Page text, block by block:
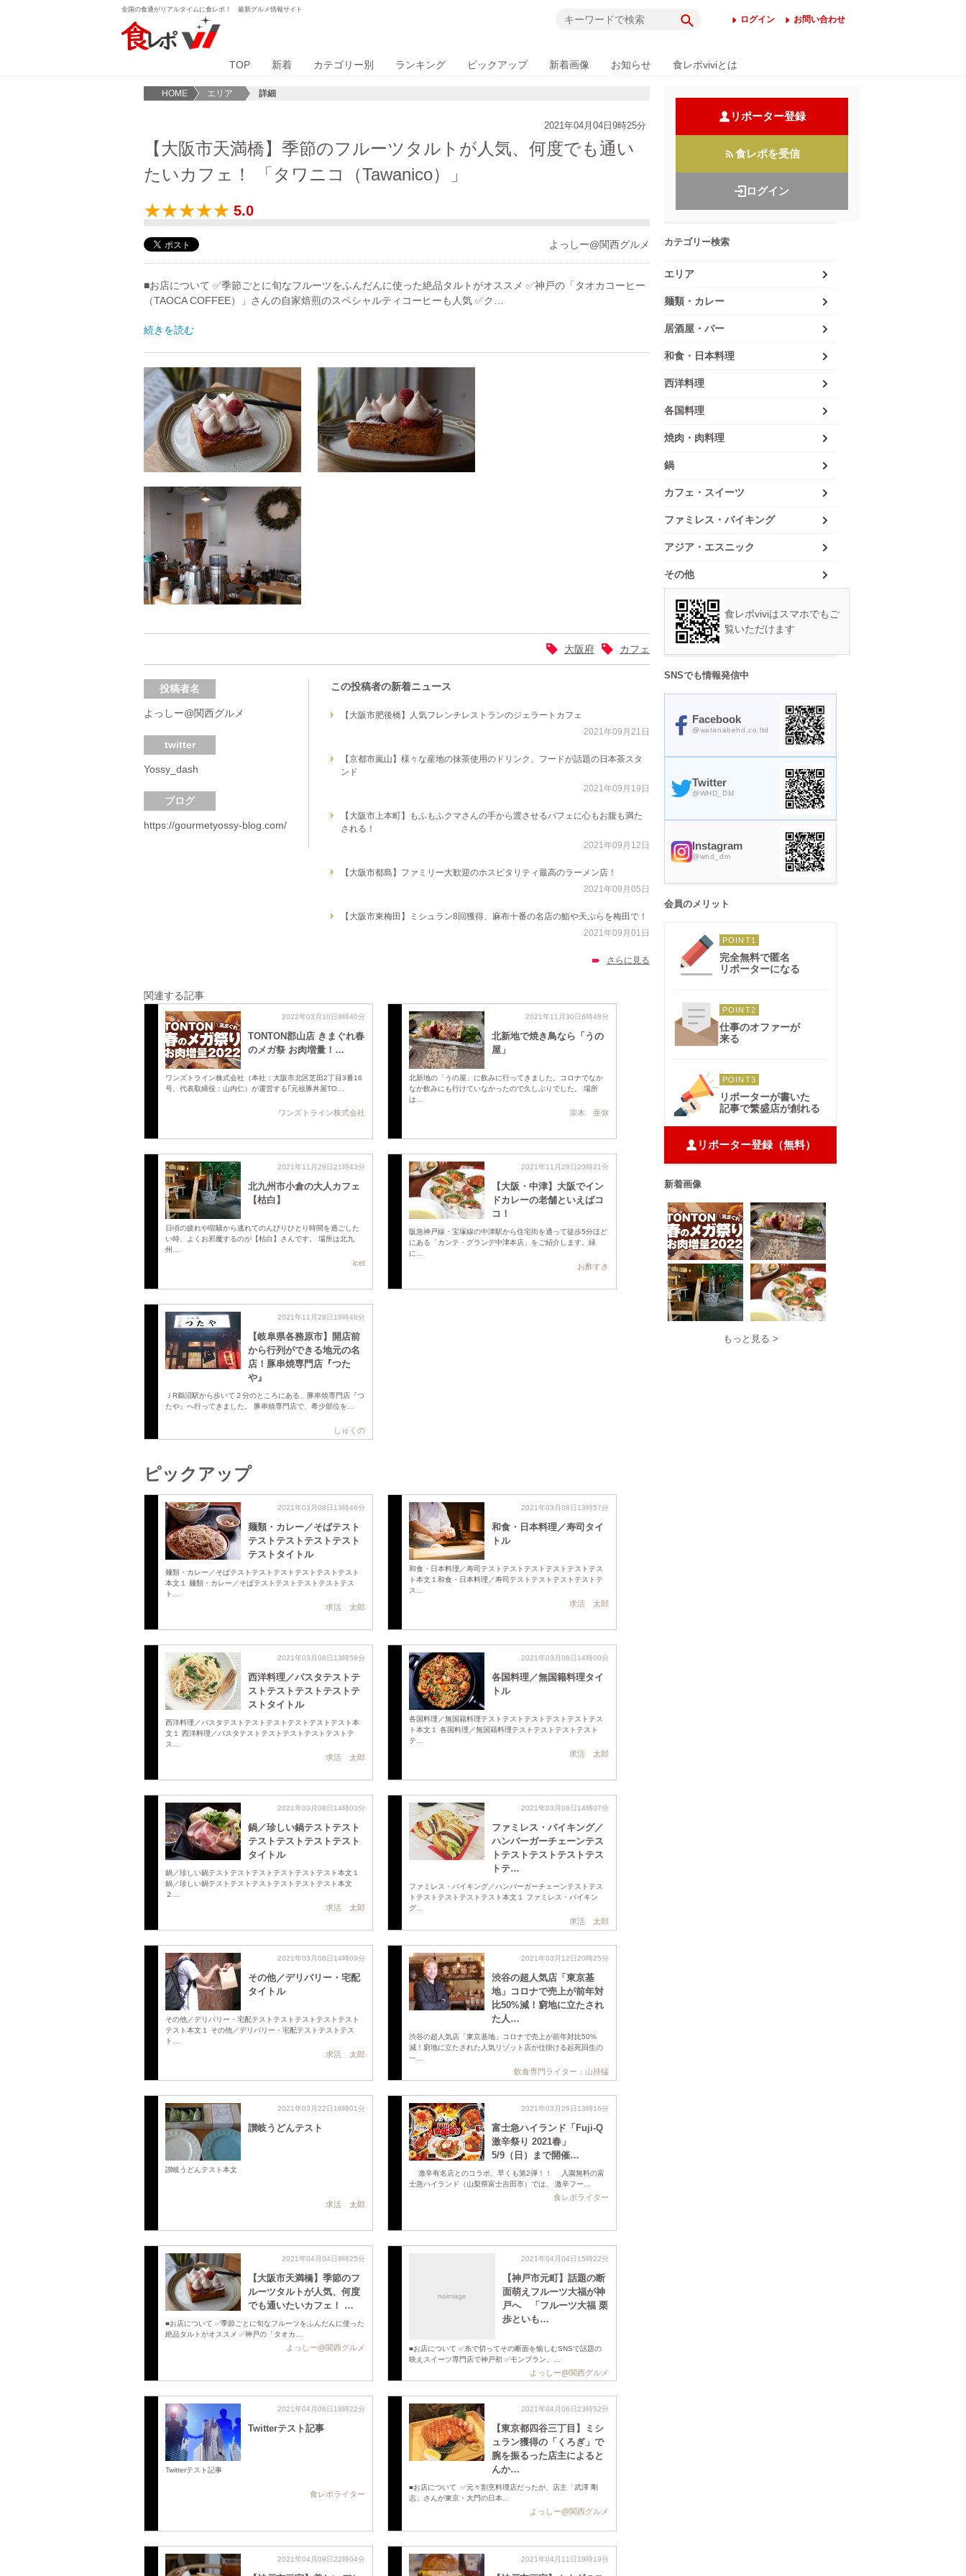
全国の食通がリアルタイムに食レポ！ 最新グルメ情報サイト
ログイン お問い合わせ
TOP 新着 カテゴリー別 ランキング ピックアップ 新着画像 お知らせ 食レポviviとは
HOME エリア 詳細
2021年04月04日9時25分
【大阪市天満橋】季節のフルーツタルトが人気、何度でも通い
たいカフェ！ 「タワニコ（Tawanico）」
5.0
よっしー@関西グルメ
■お店について ✅季節ごとに旬なフルーツをふんだんに使った絶品タルトがオススメ ✅神戸の「タオカコーヒー
（TAOCA COFFEE）」さんの自家焙煎のスペシャルティコーヒーも人気 ✅ク…
続きを読む
大阪府 カフェ
投稿者名
よっしー@関西グルメ
twitter
Yossy_dash
ブログ
https://gourmetyossy-blog.com/
この投稿者の新着ニュース
【大阪市肥後橋】人気フレンチレストランのジェラートカフェ
2021年09月21日
【京都市嵐山】様々な産地の抹茶使用のドリンク、フードが話題の日本茶スタ
ンド
2021年09月19日
【大阪市上本町】もふもふクマさんの手から渡させるパフェに心もお腹も満た
される！
2021年09月12日
【大阪市都島】ファミリー大歓迎のホスピタリティ最高のラーメン店！
2021年09月05日
【大阪市東梅田】ミシュラン8回獲得、麻布十番の名店の鮨や天ぷらを梅田で！
2021年09月01日
さらに見る
関連する記事
2022年03月10日9時40分
TONTON郡山店 きまぐれ春
のメガ祭 お肉増量！…
ワンズトライン株式会社（本社：大阪市北区芝田2丁目3番16
号、代表取締役：山内仁）が運営する｢元祖豚丼屋TO…
ワンズトライン株式会社
2021年11月30日6時48分
北新地で焼き鳥なら「うの
屋」
北新地の「うの屋」に飲みに行ってきました。コロナでなか
なか飲みにも行けていなかったので久しぶりでした。 場所
は…
宗木 亜弥
2021年11月29日21時43分
北九州市小倉の大人カフェ
【枯白】
日頃の疲れや喧騒から逃れてのんびりひとり時間を過ごした
い時、よくお邪魔するのが【枯白】さんです。 場所は北九
州…
icet
2021年11月28日20時21分
【大阪・中津】大阪でイン
ドカレーの老舗といえばコ
コ！
阪急神戸線・宝塚線の中津駅から住宅街を通って徒歩5分ほど
にある「カンテ・グランデ中津本店」をご紹介します。緑
に…
お酢すき
2021年11月28日19時48分
【岐阜県各務原市】開店前
から行列ができる地元の名
店！豚串焼専門店『つた
や』
ＪR鵜沼駅から歩いて２分のところにある、豚串焼専門店『つ
たや』へ行ってきました。 豚串焼専門店で、希少部位を…
しゅくの
ピックアップ
2021年03月08日13時46分
麺類・カレー／そばテスト
テストテストテストテスト
テストタイトル
麺類・カレー／そばテストテストテストテストテストテスト
本文１ 麺類・カレー／そばテストテストテストテストテス
ト…
求活 太郎
2021年03月08日13時57分
和食・日本料理／寿司タイ
トル
和食・日本料理／寿司テストテストテストテストテストテス
ト本文１和食・日本料理／寿司テストテストテストテストテ
ス…
求活 太郎
2021年03月08日13時59分
西洋料理／パスタテストテ
ストテストテストテストテ
ストタイトル
西洋料理／パスタテストテストテストテストテストテスト本
文１ 西洋料理／パスタテストテストテストテストテストテ
ス…
求活 太郎
2021年03月08日14時00分
各国料理／無国籍料理タイ
トル
各国料理／無国籍料理テストテストテストテストテストテス
ト本文１ 各国料理／無国籍料理テストテストテストテスト
テ…
求活 太郎
2021年03月08日14時03分
鍋／珍しい鍋テストテスト
テストテストテストテスト
タイトル
鍋／珍しい鍋テストテストテストテストテストテスト本文１
鍋／珍しい鍋テストテストテストテストテストテスト本文
２…
求活 太郎
2021年03月08日14時07分
ファミレス・バイキング／
ハンバーガーチェーンテス
トテストテストテストテス
トテ…
ファミレス・バイキング／ハンバーガーチェーンテストテス
トテストテストテストテスト本文１ ファミレス・バイキン
グ…
求活 太郎
2021年03月08日14時09分
その他／デリバリー・宅配
タイトル
その他／デリバリー・宅配テストテストテストテストテスト
テスト本文１ その他／デリバリー・宅配テストテストテス
ト…
求活 太郎
2021年03月12日20時25分
渋谷の超人気店「東京基
地」コロナで売上が前年対
比50%減！窮地に立たされ
た人…
渋谷の超人気店「東京基地」コロナで売上が前年対比50%
減！窮地に立たされた人気リゾット店が仕掛ける起死回生の
一…
飲食専門ライター：山持猛
2021年03月22日16時01分
讃岐うどんテスト
讃岐うどんテスト本文
求活 太郎
2021年03月26日13時16分
富士急ハイランド「Fuji‐Q
激辛祭り 2021春」
5/9（日）まで開催…
激辛有名店とのコラボ、早くも第2弾！！ 入園無料の富
士急ハイランド（山梨県富士吉田市）では、 激辛フー…
食レポライター
2021年04月04日9時25分
【大阪市天満橋】季節のフ
ルーツタルトが人気、何度
でも通いたいカフェ！ …
■お店について ✅季節ごとに旬なフルーツをふんだんに使った
絶品タルトがオススメ ✅神戸の「タオカ…
よっしー@関西グルメ
noimage
2021年04月04日15時22分
【神戸市元町】話題の断
面萌えフルーツ大福が神
戸へ 「フルーツ大福 栗
歩といも…
■お店について ✅糸で切ってその断面を愉しむSNSで話題の
映えスイーツ専門店で神戸初 ✅モンブラン、…
よっしー@関西グルメ
2021年04月06日18時22分
Twitterテスト記事
Twitterテスト記事
食レポライター
2021年04月06日23時52分
【東京都四谷三丁目】ミシ
ュラン獲得の「くろぎ」で
腕を振るった店主によると
んか…
■お店について ✅元々割烹料理店だったが、店主「武澤 剛
志」さんが東京・大門の日本…
よっしー@関西グルメ
2021年04月09日22時04分 2021年04月11日19時19分
リポーター登録
食レポを受信
ログイン
カテゴリー検索
エリア
麺類・カレー
居酒屋・バー
和食・日本料理
西洋料理
各国料理
焼肉・肉料理
鍋
カフェ・スイーツ
ファミレス・バイキング
アジア・エスニック
その他
食レポviviはスマホでもご
覧いただけます
SNSでも情報発信中
Facebook
@watanabehd.co.ltd
Twitter
@WHD_DM
Instagram
@whd_dm
会員のメリット
POINT1
完全無料で匿名
リポーターになる
POINT2
仕事のオファーが
来る
POINT3
リポーターが書いた
記事で繁盛店が創れる
リポーター登録（無料）
新着画像
もっと見る >